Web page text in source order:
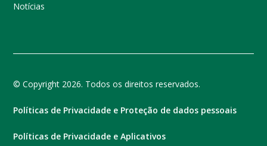
Notícias
© Copyright 2026. Todos os direitos reservados.
Políticas de Privacidade e Proteção de dados pessoais
Políticas de Privacidade e Aplicativos